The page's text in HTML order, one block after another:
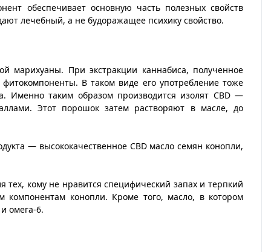
обеспечивает основную часть полезных свойств
лечебный, а не будоражащее психику свойство.
марихуаны. При экстракции каннабиса, полученное
В таком виде его употребление тоже
Именно таким образом производится изолят CBD —
Этот порошок затем растворяют в масле, до
— высококачественное CBD масло семян конопли,
тех, кому не нравится специфический запах и терпкий
компонентам конопли. Кроме того, масло, в котором
омега-6.